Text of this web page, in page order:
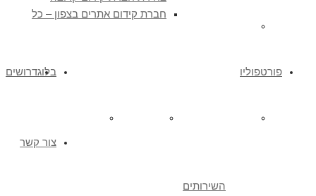
פורטפוליו
אתרים שאנו מקדמים אתרים שבנינו
בלוגדרושים
צור קשר
חברת קידום אתרים בצפון – כל
השירותים